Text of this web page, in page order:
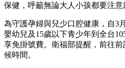
保健，呼籲無論大人小孩都要注意
為守護孕婦與兒少口腔健康，自3
嬰幼兒及15歲以下青少年到全台
享免掛號費。衛福部提醒，前往
候時間。